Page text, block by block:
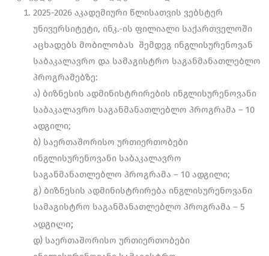
2025-2026 აკადემიური წლისათვის ვებსტერ
უნივერსიტეტი, ინკ.-ის ფილიალი საქართველოში
აცხადებს მობილობას შემდეგ ინგლისურენოვან
საბაკალავრო და სამაგისტრო საგანმანათლებლო
პროგრამებზე:
ა) ბიზნესის ადმინისტრირების ინგლისურენოვანი
საბაკალავრო საგანმანათლებლო პროგრამა – 10
ადგილი;
ბ) საერთაშორისო ურთიერთობები
ინგლისურენოვანი საბაკალავრო
საგანმანათლებლო პროგრამა – 10 ადგილი;
გ) ბიზნესის ადმინისტრირება ინგლისურენოვანი
სამაგისტრო საგანმანათლებლო პროგრამა – 5
ადგილი;
დ) საერთაშორისო ურთიერთობები